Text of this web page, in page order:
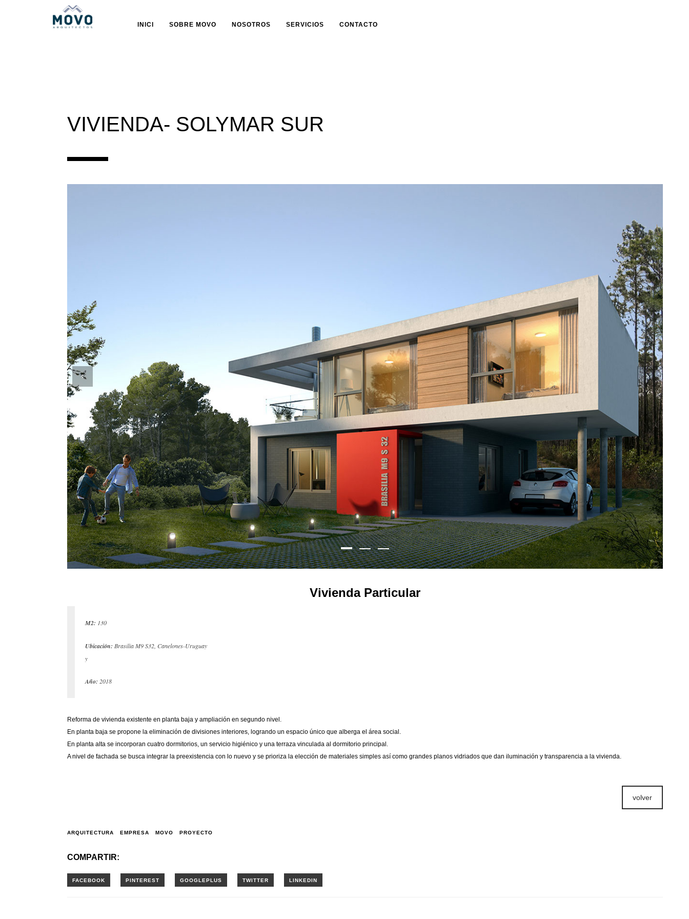
INICI SOBRE MOVO NOSOTROS SERVICIOS CONTACTO
VIVIENDA- SOLYMAR SUR
Vivienda Particular
M2: 130
Ubicación: Brasilia M9 S32, Canelones-Uruguay
y
Año: 2018
Reforma de vivienda existente en planta baja y ampliación en segundo nivel.
En planta baja se propone la eliminación de divisiones interiores, logrando un espacio único que alberga el área social.
En planta alta se incorporan cuatro dormitorios, un servicio higiénico y una terraza vinculada al dormitorio principal.
A nivel de fachada se busca integrar la preexistencia con lo nuevo y se prioriza la elección de materiales simples así como grandes planos vidriados que dan iluminación y transparencia a la vivienda.
volver
ARQUITECTURA EMPRESA MOVO PROYECTO
COMPARTIR: